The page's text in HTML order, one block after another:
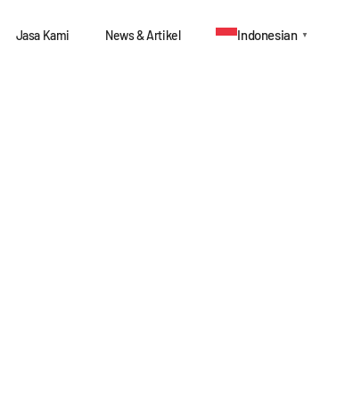
Jasa Kami News & Artikel Indonesian ▼